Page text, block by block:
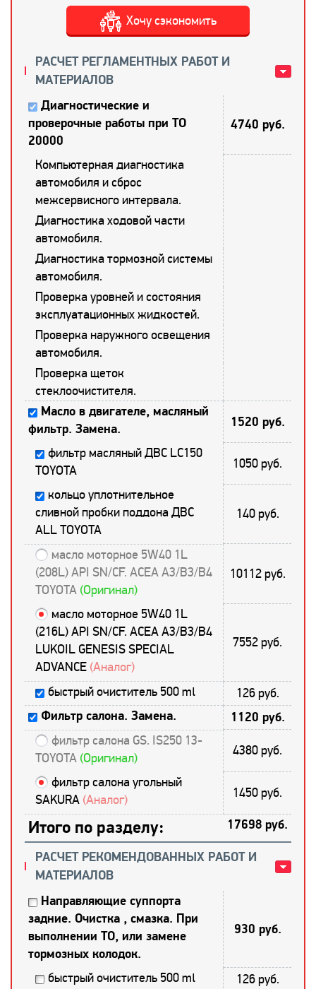
Хочу сэкономить
РАСЧЕТ РЕГЛАМЕНТНЫХ РАБОТ И
МАТЕРИАЛОВ
Диагностические и
проверочные работы при ТО
20000
4740 руб.
Компьютерная диагностика
автомобиля и сброс
межсервисного интервала.
Диагностика ходовой части
автомобиля.
Диагностика тормозной системы
автомобиля.
Проверка уровней и состояния
эксплуатационных жидкостей.
Проверка наружного освещения
автомобиля.
Проверка щеток
стеклоочистителя.
Масло в двигателе, масляный
фильтр. Замена.
1520 руб.
фильтр масляный ДВС LC150
TOYOTA
1050 руб.
кольцо уплотнительное
сливной пробки поддона ДВС
ALL TOYOTA
140 руб.
масло моторное 5W40 1L
(208L) API SN/CF. ACEA A3/B3/B4
TOYOTA (Оригинал)
10112 руб.
масло моторное 5W40 1L
(216L) API SN/CF. ACEA A3/B3/B4
LUKOIL GENESIS SPECIAL
ADVANCE (Аналог)
7552 руб.
быстрый очиститель 500 ml 126 руб.
Фильтр салона. Замена. 1120 руб.
фильтр салона GS. IS250 13-
TOYOTA (Оригинал) 4380 руб.
фильтр салона угольный
SAKURA (Аналог) 1450 руб.
Итого по разделу:
17698 руб.
РАСЧЕТ РЕКОМЕНДОВАННЫХ РАБОТ И
МАТЕРИАЛОВ
Направляющие суппорта
задние. Очистка , смазка. При
выполнении ТО, или замене
тормозных колодок.
930 руб.
быстрый очиститель 500 ml 126 руб.